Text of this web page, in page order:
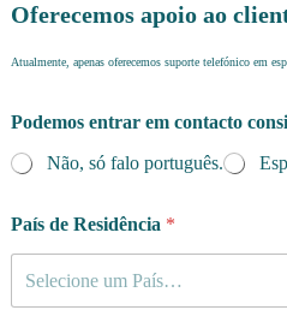
Oferecemos apoio ao
Atualmente, apenas oferecemos suporte telefónico em
Podemos entrar em contacto
Não, só falo português.
País de Residência *
Selecione um País…